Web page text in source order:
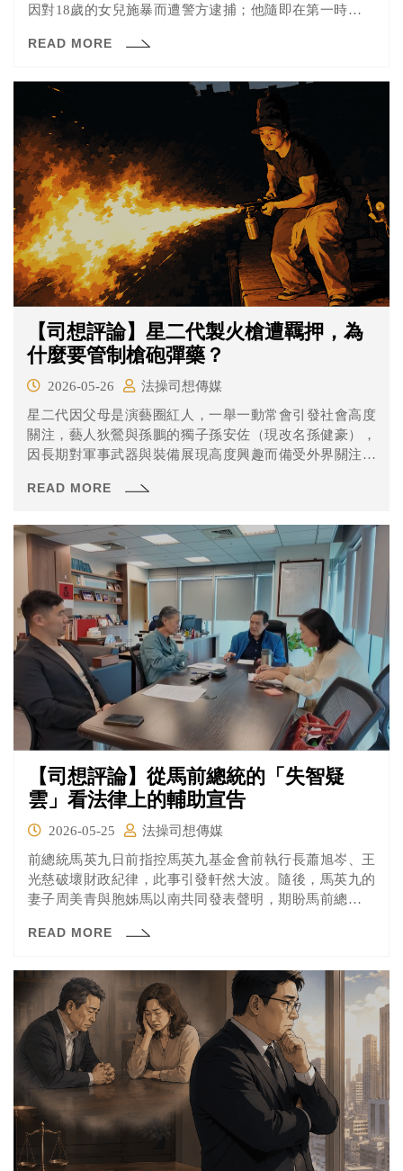
因對18歲的女兒施暴而遭警方逮捕；他隨即在第一時間向
巨人軍監督之名」。這起事件在當時震驚各界，也讓他瞬
READ MORE
【司想評論】星二代製火槍遭羈押，為
什麼要管制槍砲彈藥？
2026-05-26
法操司想傳媒
星二代因父母是演藝圈紅人，一舉一動常會引發社會高度
關注，藝人狄鶯與孫鵬的獨子孫安佐（現改名孫健豪），
因長期對軍事武器與裝備展現高度興趣而備受外界關注。
明」的影片，內容顯示他於北投河堤測試自製「瓦斯噴火
READ MORE
【司想評論】從馬前總統的「失智疑
雲」看法律上的輔助宣告
2026-05-25
法操司想傳媒
前總統馬英九日前指控馬英九基金會前執行長蕭旭岑、王
光慈破壞財政紀律，此事引發軒然大波。隨後，馬英九的
妻子周美青與胞姊馬以南共同發表聲明，期盼馬前總統能
向台北地方法院遞狀，據了解其聲請案由為「輔助宣
READ MORE